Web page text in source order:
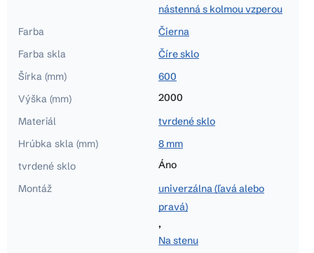
nástenná s kolmou vzperou
Farba
Čierna
Farba skla
Číre sklo
Šírka (mm)
600
Výška (mm)
2000
Materiál
tvrdené sklo
Hrúbka skla (mm)
8 mm
tvrdené sklo
Áno
Montáž
univerzálna (ľavá alebo
pravá)
,
Na stenu